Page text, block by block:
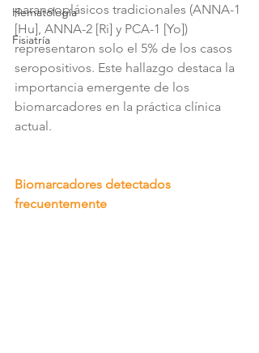
Hematología
Fisiatría
paraneoplásicos tradicionales (ANNA-1
[Hu], ANNA-2 [Ri] y PCA-1 [Yo])
representaron solo el 5% de los casos
seropositivos. Este hallazgo destaca la
importancia emergente de los
biomarcadores en la práctica clínica
actual.
Biomarcadores detectados
frecuentemente